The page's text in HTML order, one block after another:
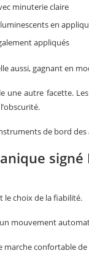
minuterie claire
en
appliqués
aussi, gagnant en
une autre facette.
de bord des
signé
le choix de la fiabilité.
mouvement
marche confortable de